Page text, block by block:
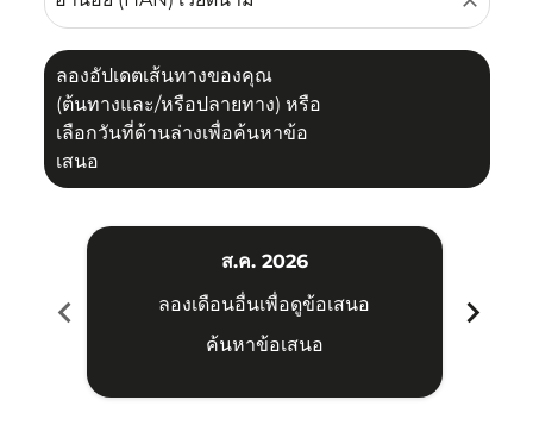
ลองอัปเดตเส้นทางของคุณ
(ต้นทางและ/หรือปลายทาง) หรือ
เลือกวันที่ด้านล่างเพื่อค้นหาข้อ
เสนอ
chevron_left
ส.ค. 2026
ลองเดือนอื่นเพื่อดูข้อเสนอ
ค้นหาข้อเสนอ
chevron_right